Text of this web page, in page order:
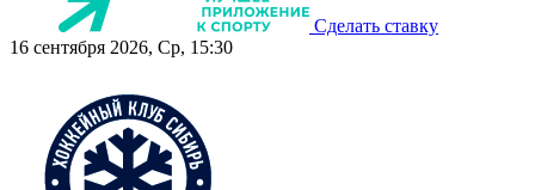
Сделать ставку
16 сентября 2026, Ср, 15:30